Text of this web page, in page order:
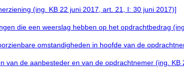
(ing. KB 22 juni 2017, art. 21, I: 30 juni 2017)]
die een weerslag hebben op het opdrachtbedrag
omstandigheden in hoofde van de
van de aanbesteder en van de opdrachtnemer (ing.